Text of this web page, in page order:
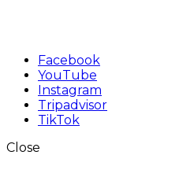
Facebook
YouTube
Instagram
Tripadvisor
TikTok
Close